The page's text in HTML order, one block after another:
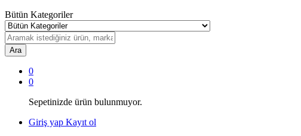
Bütün Kategoriler
Ara
0
0
Sepetinizde ürün bulunmuyor.
Giriş yap Kayıt ol